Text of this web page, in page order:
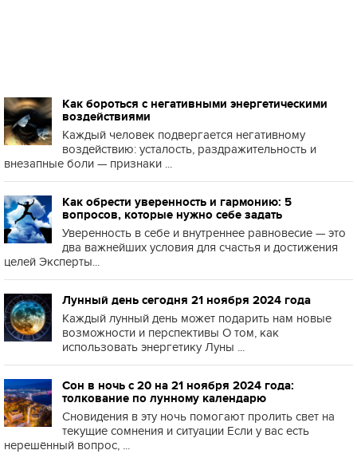
Как бороться с негативными энергетическими
воздействиями
Каждый человек подвергается негативному
воздействию: усталость, раздражительность и
внезапные боли — признаки ...
Как обрести уверенность и гармонию: 5
вопросов, которые нужно себе задать
Уверенность в себе и внутреннее равновесие — это
два важнейших условия для счастья и достижения
целей Эксперты...
Лунный день сегодня 21 ноября 2024 года
Каждый лунный день может подарить нам новые
возможности и перспективы О том, как
использовать энергетику Луны ...
Сон в ночь с 20 на 21 ноября 2024 года:
толкование по лунному календарю
Сновидения в эту ночь помогают пролить свет на
текущие сомнения и ситуации Если у вас есть
нерешённый вопрос, ...